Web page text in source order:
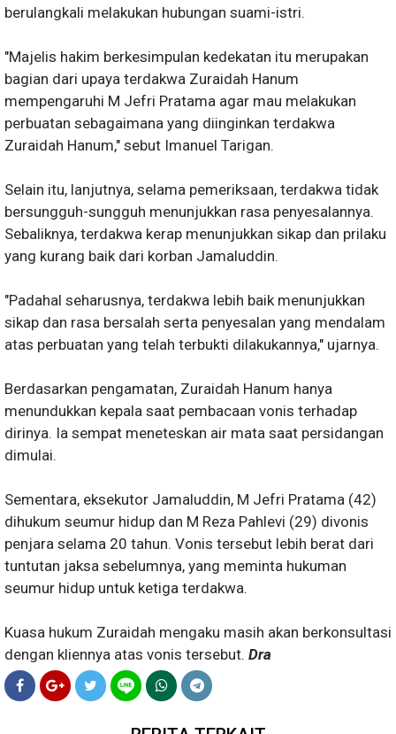
berulangkali melakukan hubungan suami-istri.
"Majelis hakim berkesimpulan kedekatan itu merupakan
bagian dari upaya terdakwa Zuraidah Hanum
mempengaruhi M Jefri Pratama agar mau melakukan
perbuatan sebagaimana yang diinginkan terdakwa
Zuraidah Hanum," sebut Imanuel Tarigan.
Selain itu, lanjutnya, selama pemeriksaan, terdakwa tidak
bersungguh-sungguh menunjukkan rasa penyesalannya.
Sebaliknya, terdakwa kerap menunjukkan sikap dan prilaku
yang kurang baik dari korban Jamaluddin.
"Padahal seharusnya, terdakwa lebih baik menunjukkan
sikap dan rasa bersalah serta penyesalan yang mendalam
atas perbuatan yang telah terbukti dilakukannya," ujarnya.
Berdasarkan pengamatan, Zuraidah Hanum hanya
menundukkan kepala saat pembacaan vonis terhadap
dirinya. Ia sempat meneteskan air mata saat persidangan
dimulai.
Sementara, eksekutor Jamaluddin, M Jefri Pratama (42)
dihukum seumur hidup dan M Reza Pahlevi (29) divonis
penjara selama 20 tahun. Vonis tersebut lebih berat dari
tuntutan jaksa sebelumnya, yang meminta hukuman
seumur hidup untuk ketiga terdakwa.
Kuasa hukum Zuraidah mengaku masih akan berkonsultasi
dengan kliennya atas vonis tersebut. Dra